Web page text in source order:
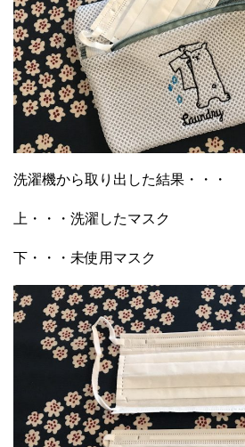
洗濯機から取り出した結果・・・
上・・・洗濯したマスク
下・・・未使用マスク